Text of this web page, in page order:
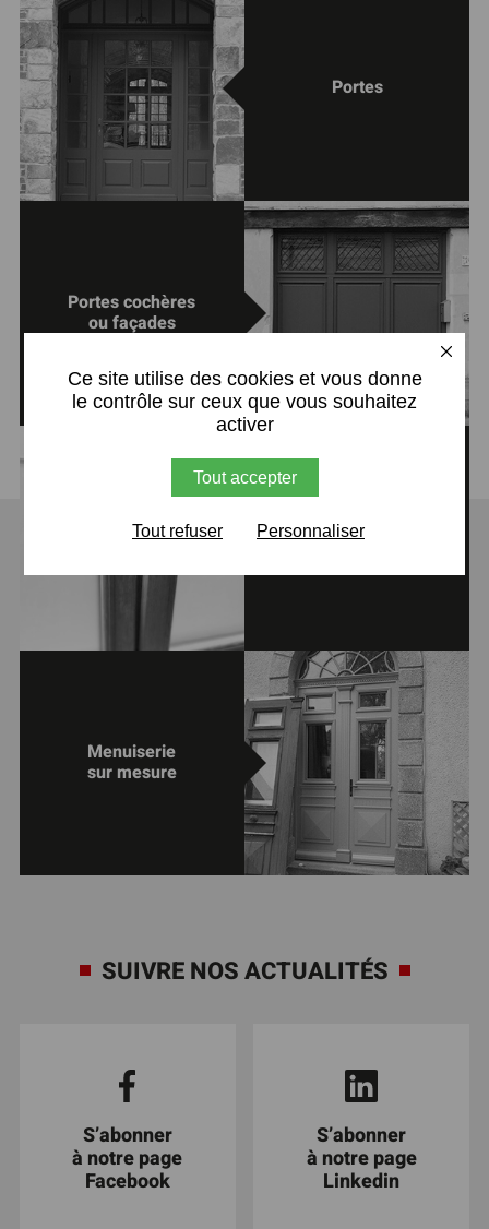
Portes
Portes cochères
ou façades
Menuiserie
mixte
Menuiserie
sur mesure
SUIVRE NOS ACTUALITÉS
S’abonner
à notre page
Facebook
S’abonner
à notre page
Linkedin
X
Ce site utilise des cookies et vous donne
le contrôle sur ceux que vous souhaitez
activer
Tout accepter
Tout refuser Personnaliser